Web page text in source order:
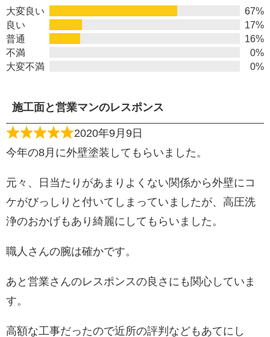
大変良い
67%
良い
17%
普通
16%
不満
0%
大変不満
0%
施工面と営業マンのレスポンス
2020年9月9日
今年の8月に外壁塗装してもらいました。
元々、日当たりがあまりよくない関係から外壁にコ
ケがびっしりと付いてしまっていましたが、高圧洗
浄のおかげもあり綺麗にしてもらいました。
職人さんの腕は確かです。
あと営業さんのレスポンスの良さにも関心していま
す。
高額な工事だったので近所の評判などもあてにし